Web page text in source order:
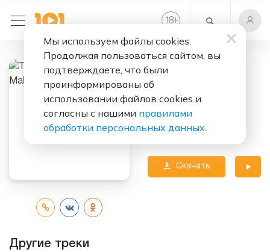
18+
Слушать бесплатно
Fortnight
Исполнители:
Taylor Swift feat.
Скачать
Другие треки
Мы используем файлы cookies.
Продолжая пользоваться сайтом, вы
подтверждаете, что были
проинформированы об
использовании файлов cookies и
согласны с нашими правилами
обработки персональных данных.